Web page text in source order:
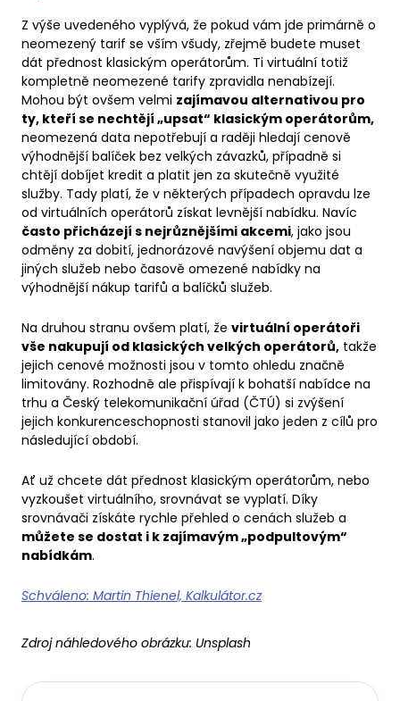
Z výše uvedeného vyplývá, že pokud vám jde primárně o
neomezený tarif se vším všudy, zřejmě budete muset
dát přednost klasickým operátorům. Ti virtuální totiž
kompletně neomezené tarify zpravidla nenabízejí.
Mohou být ovšem velmi zajímavou alternativou pro
ty, kteří se nechtějí „upsat“ klasickým operátorům,
neomezená data nepotřebují a raději hledají cenově
výhodnější balíček bez velkých závazků, případně si
chtějí dobíjet kredit a platit jen za skutečně využité
služby. Tady platí, že v některých případech opravdu lze
od virtuálních operátorů získat levnější nabídku. Navíc
často přicházejí s nejrůznějšími akcemi, jako jsou
odměny za dobití, jednorázové navýšení objemu dat a
jiných služeb nebo časově omezené nabídky na
výhodnější nákup tarifů a balíčků služeb.
Na druhou stranu ovšem platí, že virtuální operátoři
vše nakupují od klasických velkých operátorů, takže
jejich cenové možnosti jsou v tomto ohledu značně
limitovány. Rozhodně ale přispívají k bohatší nabídce na
trhu a Český telekomunikační úřad (ČTÚ) si zvýšení
jejich konkurenceschopnosti stanovil jako jeden z cílů pro
následující období.
Ať už chcete dát přednost klasickým operátorům, nebo
vyzkoušet virtuálního, srovnávat se vyplatí. Díky
srovnávači získáte rychle přehled o cenách služeb a
můžete se dostat i k zajímavým „podpultovým“
nabídkám.
Schváleno: Martin Thienel, Kalkulátor.cz
Zdroj náhledového obrázku: Unsplash